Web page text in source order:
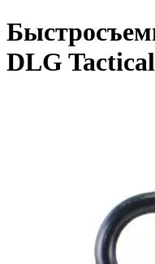
DLG Tactical